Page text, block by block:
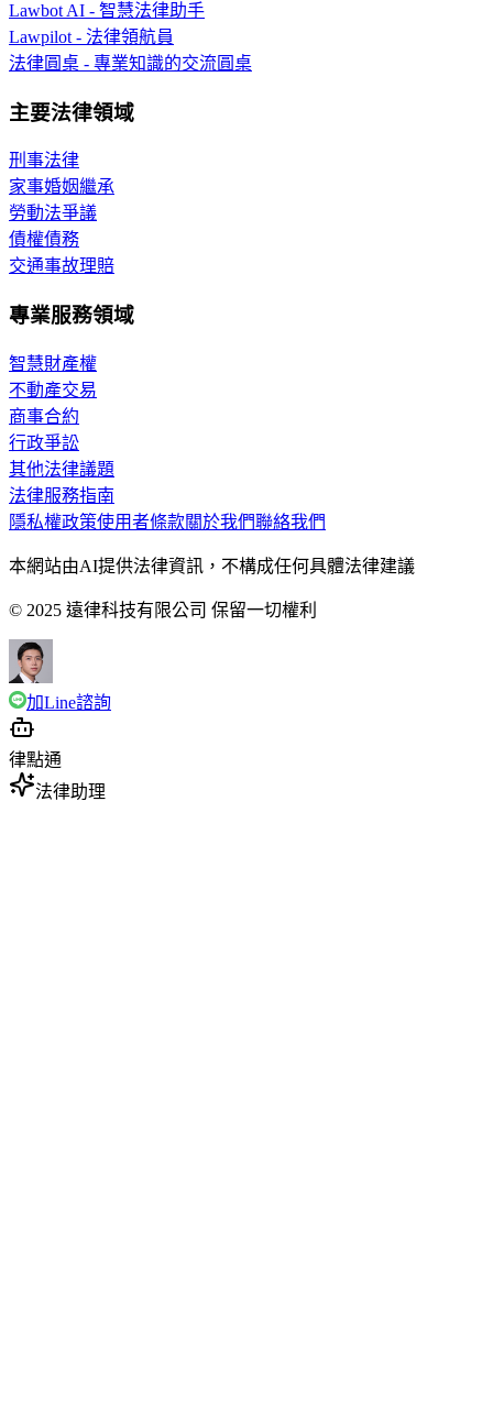
Lawbot AI - 智慧法律助手
Lawpilot - 法律領航員
法律圓桌 - 專業知識的交流圓桌
主要法律領域
刑事法律
家事婚姻繼承
勞動法爭議
債權債務
交通事故理賠
專業服務領域
智慧財產權
不動產交易
商事合約
行政爭訟
其他法律議題
法律服務指南
隱私權政策使用者條款關於我們聯絡我們
本網站由AI提供法律資訊，不構成任何具體法律建議
© 2025 遠律科技有限公司 保留一切權利
加Line諮詢
律點通
法律助理